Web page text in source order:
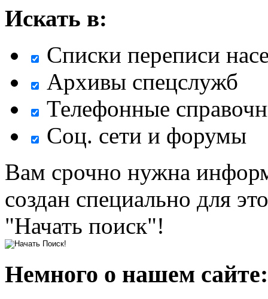
Искать в:
Списки переписи
Архивы спецслужб
Телефонные
Соц. сети и форумы
Вам срочно нужна
создан специально для
"Начать поиск"!
Немного о нашем сайте: